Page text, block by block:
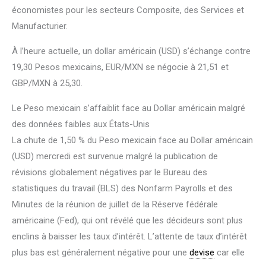
économistes pour les secteurs Composite, des Services et
Manufacturier.
À l’heure actuelle, un dollar américain (USD) s’échange contre
19,30 Pesos mexicains, EUR/MXN se négocie à 21,51 et
GBP/MXN à 25,30.
Le Peso mexicain s’affaiblit face au Dollar américain malgré
des données faibles aux États-Unis
La chute de 1,50 % du Peso mexicain face au Dollar américain
(USD) mercredi est survenue malgré la publication de
révisions globalement négatives par le Bureau des
statistiques du travail (BLS) des Nonfarm Payrolls et des
Minutes de la réunion de juillet de la Réserve fédérale
américaine (Fed), qui ont révélé que les décideurs sont plus
enclins à baisser les taux d’intérêt. L’attente de taux d’intérêt
plus bas est généralement négative pour une devise car elle